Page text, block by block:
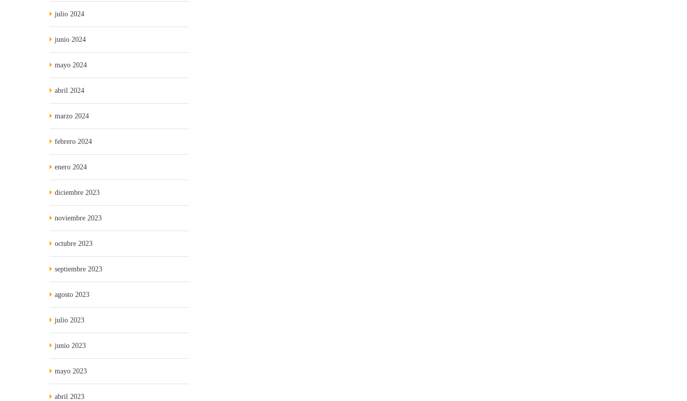
julio 2024
junio 2024
mayo 2024
abril 2024
marzo 2024
febrero 2024
enero 2024
diciembre 2023
noviembre 2023
octubre 2023
septiembre 2023
agosto 2023
julio 2023
junio 2023
mayo 2023
abril 2023